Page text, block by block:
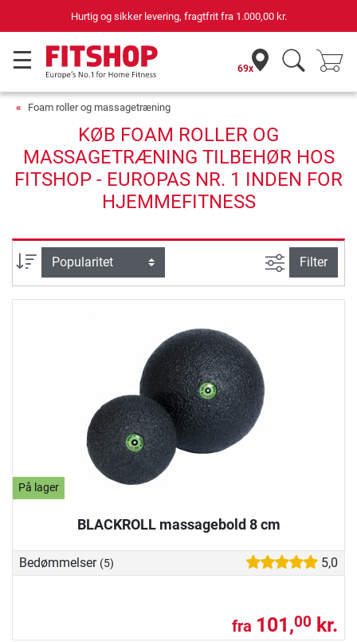
Hurtig og sikker levering, fragtfrit fra 1.000,00 kr.
69x
Foam roller og massagetræning
KØB FOAM ROLLER OG
MASSAGETRÆNING TILBEHØR HOS
FITSHOP - EUROPAS NR. 1 INDEN FOR
HJEMMEFITNESS
sortering Avanceret
Filter
På lager
BLACKROLL massagebold 8 cm
Bedømmelser (5) 5,0
fra 101,00 kr.